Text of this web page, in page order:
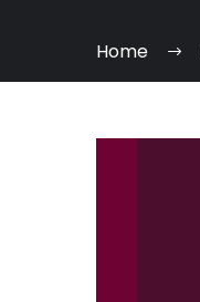
Home